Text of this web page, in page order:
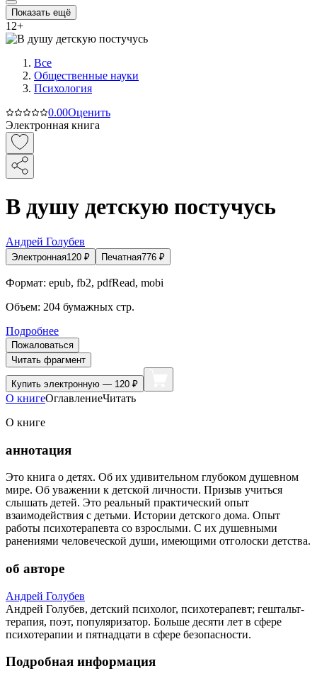
Показать ещё
12+
Все
Общественные науки
Психология
0.00Оценить
Электронная книга
В душу детскую постучусь
Андрей Голубев
Электронная120 ₽ Печатная776 ₽
Формат: epub, fb2, pdfRead, mobi
Объем: 204 бумажных стр.
Подробнее
Пожаловаться
Читать фрагмент
Купить электронную — 120 ₽
О книгеОглавлениеЧитать
О книге
аннотация
Это книга о детях. Об их удивительном глубоком душевном
мире. Об уважении к детской личности. Призыв учиться
слышать детей. Это реальный практический опыт
взаимодействия с детьми. Истории детского дома. Опыт
работы психотерапевта со взрослыми. С их душевными
ранениями человеческой души, имеющими отголоски детства.
об авторе
Андрей Голубев
Андрей Голубев, детский психолог, психотерапевт; гештальт-
терапия, поэт, популяризатор. Больше десяти лет в сфере
психотерапии и пятнадцати в сфере безопасности.
Подробная информация